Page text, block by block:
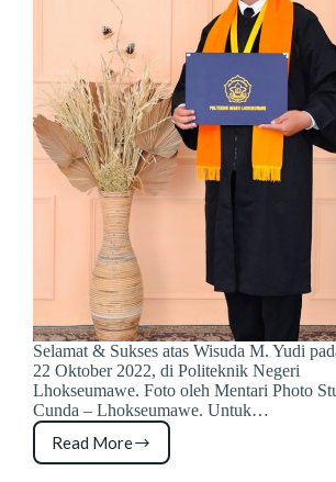
Selamat & Sukses atas Wisuda M. Yudi
22 Oktober 2022, di Politeknik Negeri
Lhokseumawe. Foto oleh Mentari Photo
Cunda – Lhokseumawe. Untuk…
Read More
Foto
Wisuda